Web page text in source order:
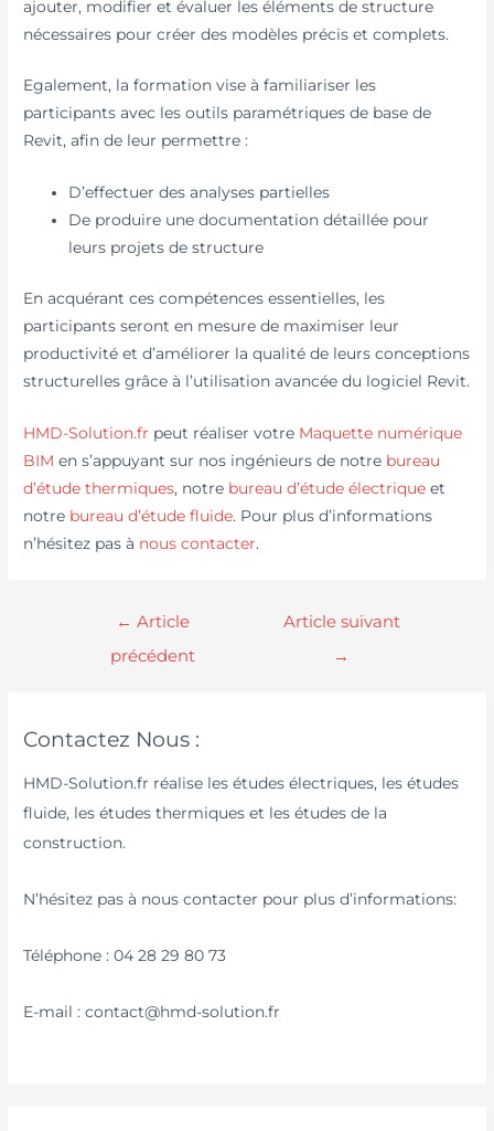
ajouter, modifier et évaluer les éléments de structure
nécessaires pour créer des modèles précis et complets.
Egalement, la formation vise à familiariser les
participants avec les outils paramétriques de base de
Revit, afin de leur permettre :
D’effectuer des analyses partielles
De produire une documentation détaillée pour
leurs projets de structure
En acquérant ces compétences essentielles, les
participants seront en mesure de maximiser leur
productivité et d’améliorer la qualité de leurs conceptions
structurelles grâce à l’utilisation avancée du logiciel Revit.
HMD-Solution.fr peut réaliser votre Maquette numérique
BIM en s’appuyant sur nos ingénieurs de notre bureau
d’étude thermiques, notre bureau d’étude électrique et
notre bureau d’étude fluide. Pour plus d’informations
n’hésitez pas à nous contacter.
← Article
précédent
Article suivant
→
Contactez Nous :
HMD-Solution.fr réalise les études électriques, les études
fluide, les études thermiques et les études de la
construction.
N’hésitez pas à nous contacter pour plus d’informations:
Téléphone : 04 28 29 80 73
E-mail : contact@hmd-solution.fr